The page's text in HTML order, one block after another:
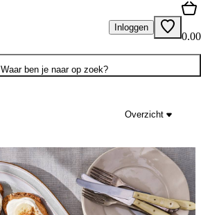
Inloggen
0.00
Waar ben je naar op zoek?
Overzicht